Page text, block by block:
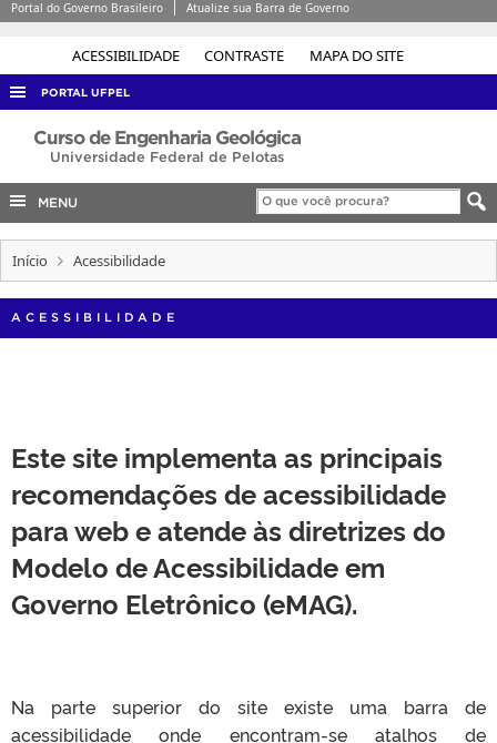
ACESSIBILIDADE CONTRASTE MAPA DO SITE
Portal do Governo Brasileiro Atualize sua Barra de Governo
PORTAL UFPEL
ACESSO À INFORMAÇÃO
COBALTO
CONCURSOS
EDITAIS
INTERNACIONAL
Curso de Engenharia Geológica
Universidade Federal de Pelotas
MENU
Início Acessibilidade
ACESSIBILIDADE
Este site implementa as principais
recomendações de acessibilidade
para web e atende às diretrizes do
Modelo de Acessibilidade em
Governo Eletrônico (eMAG).
Na parte superior do site existe uma barra de
acessibilidade onde encontram-se atalhos de